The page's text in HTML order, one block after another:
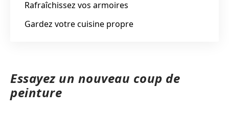
Rafraîchissez vos armoires
Gardez votre cuisine propre
Essayez un nouveau coup de
peinture